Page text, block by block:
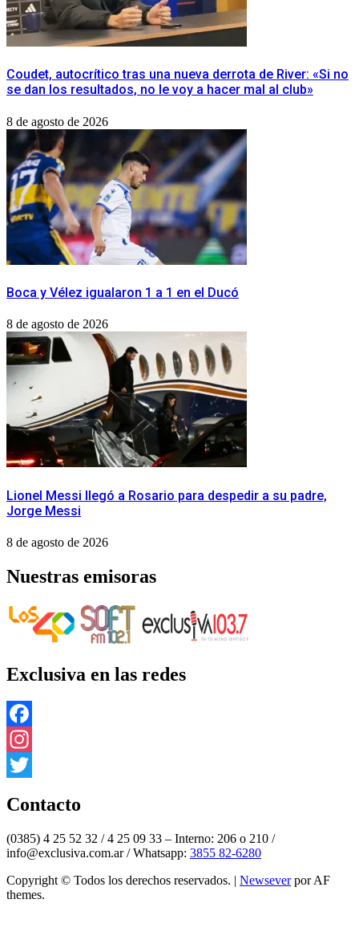
Coudet, autocrítico tras una nueva derrota de River: «Si no
se dan los resultados, no le voy a hacer mal al club»
8 de agosto de 2026
Boca y Vélez igualaron 1 a 1 en el Ducó
8 de agosto de 2026
Lionel Messi llegó a Rosario para despedir a su padre,
Jorge Messi
8 de agosto de 2026
Nuestras emisoras
Exclusiva en las redes
Facebook
Instagram
Contacto
(0385) 4 25 52 32 / 4 25 09 33 – Interno: 206 o 210 /
info@exclusiva.com.ar / Whatsapp: 3855 82-6280
Copyright © Todos los derechos reservados. | Newseverpor AF
themes.